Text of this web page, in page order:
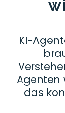
KI-
Agenten
das